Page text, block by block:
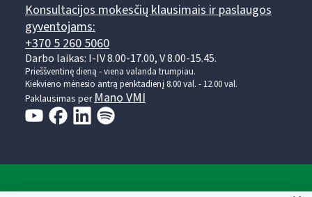
Konsultacijos mokesčių klausimais ir paslaugos
gyventojams:
+370 5 260 5060
Darbo laikas: I-IV 8.00-17.00, V 8.00-15.45.
Prieššventinę dieną - viena valanda trumpiau.
Kiekvieno mėnesio antrą penktadienį 8.00 val. - 12.00 val.
Paklausimas per Mano VMI